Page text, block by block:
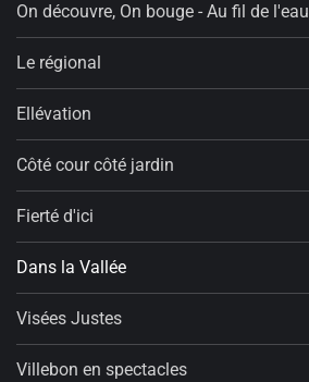
On découvre, On bouge - Au fil de l'eau
Le régional
Ellévation
Côté cour côté jardin
Fierté d'ici
Dans la Vallée
Visées Justes
Villebon en spectacles